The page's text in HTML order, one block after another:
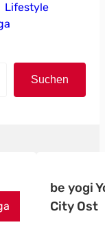
Lifestyle
Suchen
be yogi
City Ost